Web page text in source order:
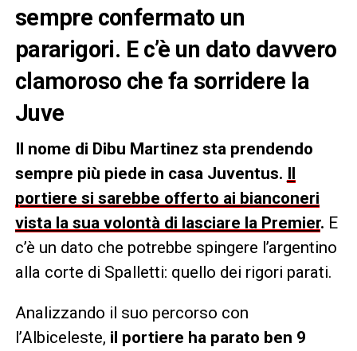
sempre confermato un
pararigori. E c’è un dato davvero
clamoroso che fa sorridere la
Juve
Il nome di Dibu Martinez sta prendendo
sempre più piede in casa Juventus. Il
portiere si sarebbe offerto ai bianconeri
vista la sua volontà di lasciare la Premier. E
c’è un dato che potrebbe spingere l’argentino
alla corte di Spalletti: quello dei rigori parati.
Analizzando il suo percorso con
l’Albiceleste, il portiere ha parato ben 9